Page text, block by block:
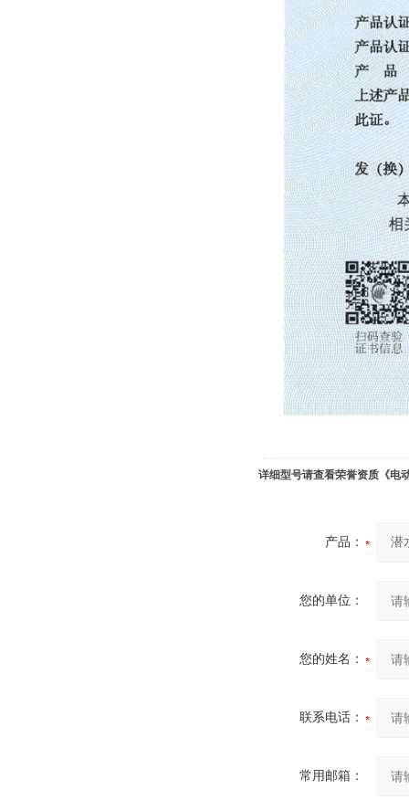
详细型号请查看荣誉资质《电
产品：
您的单位：
您的姓名：
联系电话：
常用邮箱：